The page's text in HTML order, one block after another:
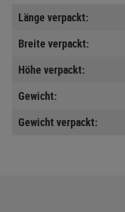
Länge verpackt:
Breite verpackt:
Höhe verpackt:
Gewicht:
Gewicht verpackt: